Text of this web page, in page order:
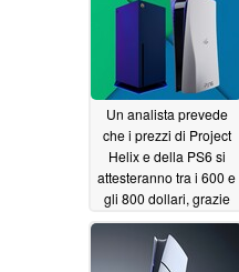
Un analista prevede
che i prezzi di Project
Helix e della PS6 si
attesteranno tra i 600 e
gli 800 dollari, grazie
alla diminuzione dei
costi della RAM prima
del lancio
07/14/2026